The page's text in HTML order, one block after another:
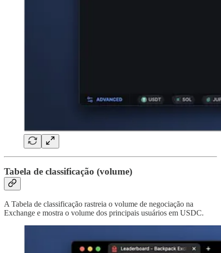
Tabela de classificação (volume)
A Tabela de classificação rastreia o volume de negociação na
Exchange e mostra o volume dos principais usuários em USDC.